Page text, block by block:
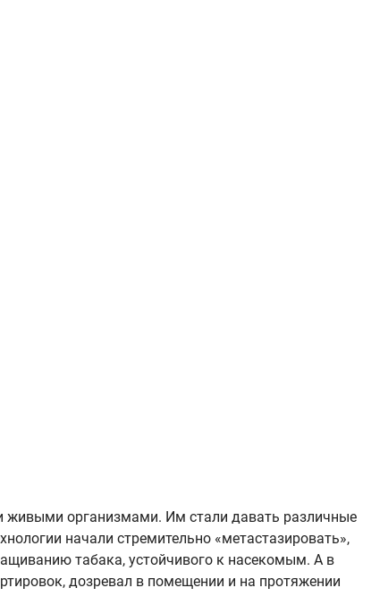
живыми организмами. Им стали давать различные
начали стремительно «метастазировать»,
табака, устойчивого к насекомым. А в
дозревал в помещении и на протяжении